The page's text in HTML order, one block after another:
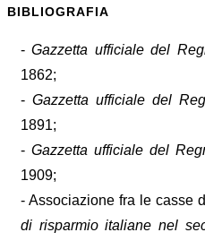
BIBLIOGRAFIA
-Gazzetta ufficiale del
1862;
-Gazzetta ufficiale del
1891;
- Gazzetta ufficiale del
1909;
- Associazione fra le casse
di risparmio italiane nel